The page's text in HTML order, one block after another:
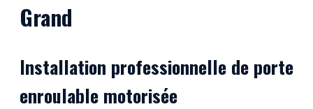
Grand
Installation professionnelle de porte
enroulable motorisée